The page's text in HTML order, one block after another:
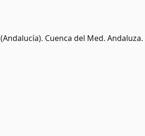
(Andalucía). Cuenca del Med. Andaluza.